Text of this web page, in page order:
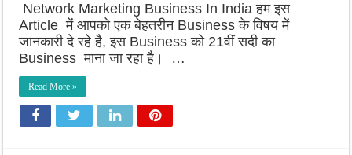
Network Marketing Business In India हम इस
Article में आपको एक बेहतरीन Business के विषय में
जानकारी दे रहे है, इस Business को 21वीं सदी का
Business माना जा रहा है। …
Read More »